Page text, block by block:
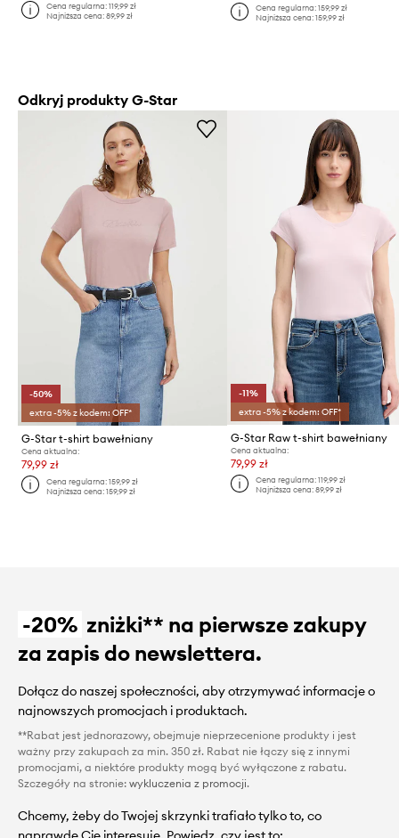
Cena regularna:119,99 zł
Najniższa cena:89,99 zł
Cena regularna: 159,99 zł
Najniższa cena: 159,99 zł
Odkryj produkty G-Star
-50%
extra -5% z kodem: OFF*
G-Star t-shirt bawełniany
Cena aktualna:
79,99 zł
Cena regularna:159,99 zł
Najniższa cena:159,99 zł
-11%
extra -5% z kodem: OFF*
G-Star Raw t-shirt bawełniany
Cena aktualna:
79,99 zł
Cena regularna: 119,99 zł
Najniższa cena: 89,99 zł
-20% zniżki** na pierwsze zakupy
za zapis do newslettera.
Dołącz do naszej społeczności, aby otrzymywać informacje o
najnowszych promocjach i produktach.
**Rabat jest jednorazowy, obejmuje nieprzecenione produkty i jest
ważny przy zakupach za min. 350 zł. Rabat nie łączy się z innymi
promocjami, a niektóre produkty mogą być wyłączone z rabatu.
Szczegóły na stronie: wykluczenia z promocji.
Chcemy, żeby do Twojej skrzynki trafiało tylko to, co